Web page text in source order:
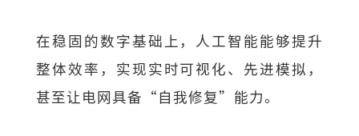
在稳固的数字基础上，人工智能能够提升
整体效率，实现实时可视化、先进模拟，
甚至让电网具备“自我修复”能力。